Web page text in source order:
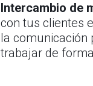
Intercambio de
con tus clientes
la comunicación
trabajar de